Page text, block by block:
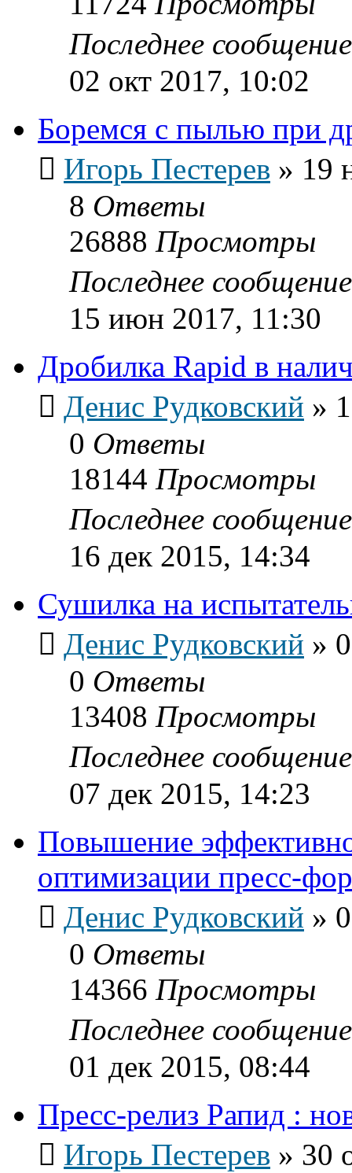
Последнее
02 окт 2017, 10:02
Боремся с пылью при
Игорь Пестерев » 19
8 Ответы
26888 Просмотры
Последнее
15 июн 2017, 11:30
Дробилка Rapid в
Денис Рудковский »
0 Ответы
18144 Просмотры
Последнее
16 дек 2015, 14:34
Сушилка на
Денис Рудковский »
0 Ответы
13408 Просмотры
Последнее
07 дек 2015, 14:23
Повышение
оптимизации пресс-
Денис Рудковский »
0 Ответы
14366 Просмотры
Последнее
01 дек 2015, 08:44
Пресс-релиз Рапид :
Игорь Пестерев » 30